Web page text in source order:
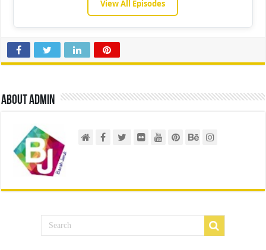
View All Episodes
About admin